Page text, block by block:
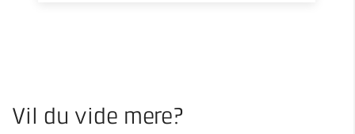
Vil du vide mere?